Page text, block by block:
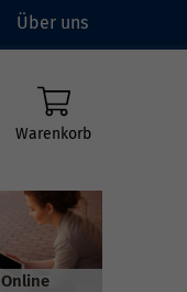
Über uns
Warenkorb
Online